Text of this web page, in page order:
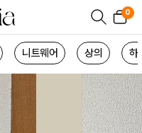
0
니트웨어 상의 하